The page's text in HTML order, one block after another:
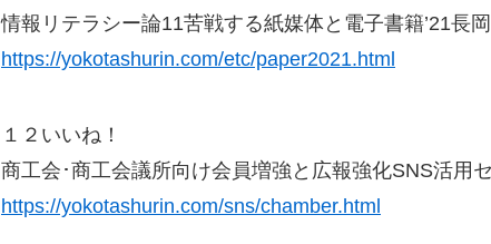
情報リテラシー論11苦戦する紙媒体と電子書籍’21長
https://yokotashurin.com/etc/paper2021.html
１２いいね！
商工会･商工会議所向け会員増強と広報強化SNS活用
https://yokotashurin.com/sns/chamber.html